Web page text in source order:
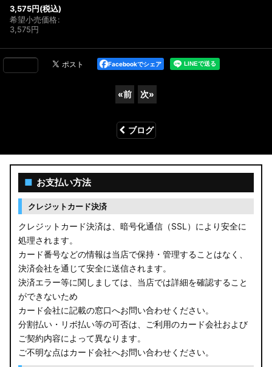
3,575円(税込)
希望小売価格:
3,575円
Facebookでシェア
«前 次»
ブログ
■ お支払い方法
クレジットカード決済
クレジットカード決済は、暗号化通信（SSL）により安全に
処理されます。
カード番号などの情報は当店で保持・管理することはなく、
決済会社を通じて安全に送信されます。
決済エラー等に関しましては、当店では詳細を確認すること
ができないため
カード会社に記載の窓口へお問い合わせください。
分割払い・リボ払い等の可否は、ご利用のカード会社および
ご契約内容によって異なります。
ご不明な点はカード会社へお問い合わせください。